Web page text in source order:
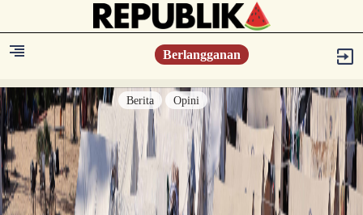
Berlangganan
Berita Opini
Berita
Islam Digest